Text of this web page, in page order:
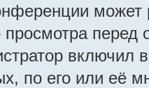
просмотра
включил
по его или её